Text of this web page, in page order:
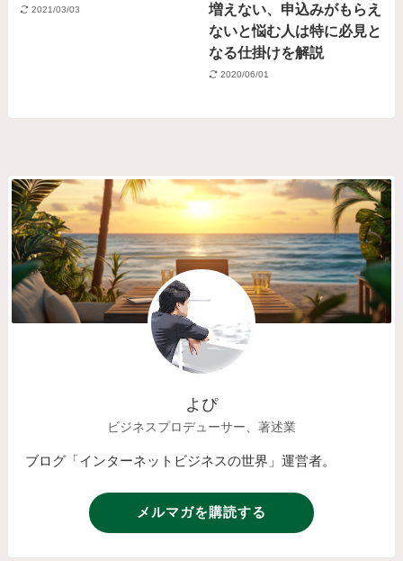
2021/03/03
増えない、申込みがもらえ
ないと悩む人は特に必見と
なる仕掛けを解説
2020/06/01
よぴ
ビジネスプロデューサー、著述業
ブログ「インターネットビジネスの世界」運営者。
メルマガを購読する